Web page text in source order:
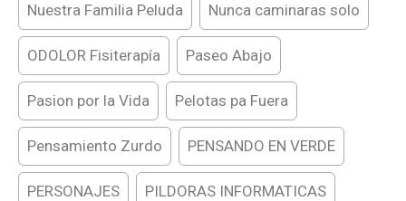
Nuestra Familia Peluda Nunca caminaras solo
ODOLOR Fisiterapía Paseo Abajo
Pasion por la Vida Pelotas pa Fuera
Pensamiento Zurdo PENSANDO EN VERDE
PERSONAJES PILDORAS INFORMATICAS